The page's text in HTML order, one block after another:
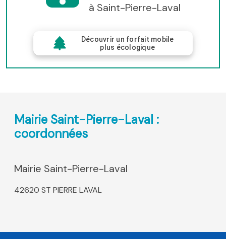
à Saint-Pierre-Laval
Découvrir un forfait mobile
plus écologique
Mairie Saint-Pierre-Laval :
coordonnées
Mairie Saint-Pierre-Laval
42620 ST PIERRE LAVAL